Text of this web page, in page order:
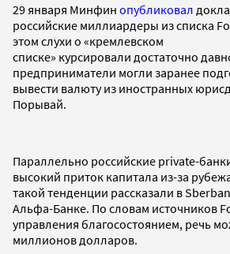
29 января Минфин опубликовал
российские миллиардеры из списка
этом слухи о «кремлевском
списке» курсировали достаточно
предприниматели могли заранее
вывести валюту из иностранных
Порывай.
Параллельно российские private-
высокий приток капитала из-за
такой тенденции рассказали в
Альфа-Банке. По словам источников
управления благосостоянием, речь
миллионов долларов.